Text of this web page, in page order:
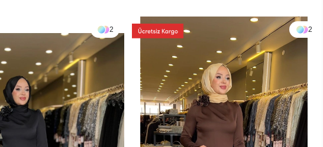
2 2